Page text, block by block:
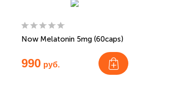
Now Melatonin 5mg (60caps)
990 руб.